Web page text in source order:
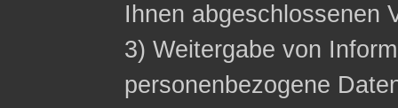
Ihnen abgeschlossenen
3) Weitergabe von
personenbezogene